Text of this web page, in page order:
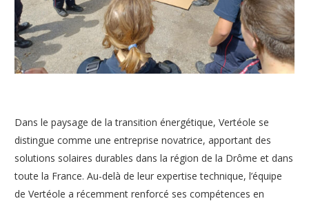
Dans le paysage de la transition énergétique, Vertéole se
distingue comme une entreprise novatrice, apportant des
solutions solaires durables dans la région de la Drôme et dans
toute la France. Au-delà de leur expertise technique, l’équipe
de Vertéole a récemment renforcé ses compétences en